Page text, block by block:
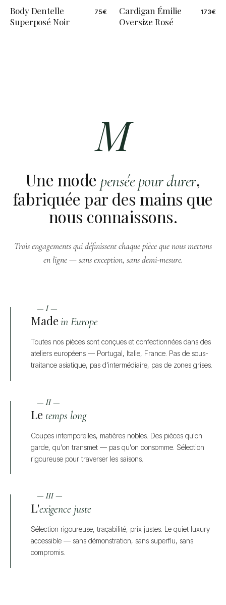
Body Dentelle
Superposé Noir
75€
Cardigan Émilie
Oversize Rosé
173€
M
Une mode pensée pour durer,
fabriquée par des mains que
nous connaissons.
Trois engagements qui définissent chaque pièce que nous mettons
en ligne — sans exception, sans demi-mesure.
— I —
Madein Europe
Toutes nos pièces sont conçues et confectionnées dans des
ateliers européens — Portugal, Italie, France. Pas de sous-
traitance asiatique, pas d'intermédiaire, pas de zones grises.
— II —
Le temps long
Coupes intemporelles, matières nobles. Des pièces qu'on
garde, qu'on transmet — pas qu'on consomme. Sélection
rigoureuse pour traverser les saisons.
— III —
L'exigence juste
Sélection rigoureuse, traçabilité, prix justes. Le quiet luxury
accessible — sans démonstration, sans superflu, sans
compromis.